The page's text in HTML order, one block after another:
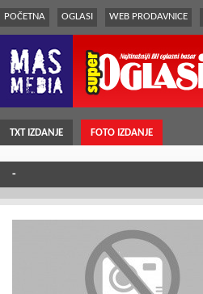
POČETNA OGLASI WEB PRODAVNICE
TXT IZDANJE FOTO IZDANJE
-